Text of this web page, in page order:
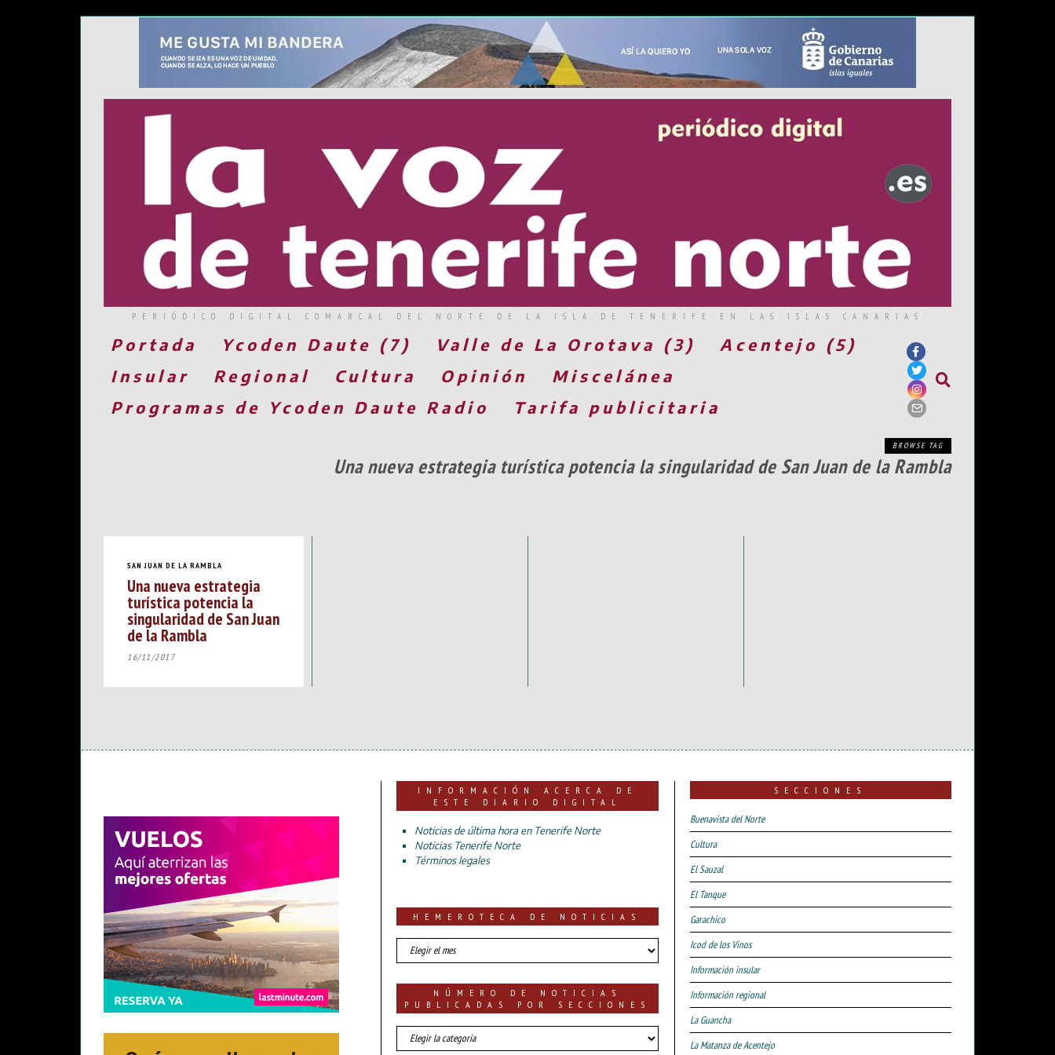
PERIÓDICO DIGITAL COMARCAL DEL NORTE DE LA ISLA DE TENERIFE EN LAS ISLAS CANARIAS
Portada Ycoden Daute (7) Valle de La Orotava (3)
Acentejo (5)
Insular
Regional Cultura Opinión
Miscelánea
Programas de Ycoden Daute Radio
Tarifa publicitaria
BROWSE TAG
Una nueva estrategia turística potencia la singularidad de San Juan de la Rambla
SAN JUAN DE LA RAMBLA
Una nueva estrategia
turística potencia la
singularidad de San Juan
de la Rambla
16/11/2017
INFORMACIÓN ACERCA DE
ESTE DIARIO DIGITAL
Noticias de última hora en Tenerife Norte
Noticias Tenerife Norte
Términos legales
HEMEROTECA DE NOTICIAS
HEMEROTECA
DE
NÚMERO DE NOTICIAS
PUBLICADAS POR SECCIONES
número
de
SECCIONES
Buenavista del Norte
Cultura
El Sauzal
El Tanque
Garachico
Icod de los Vinos
Información insular
Información regional
La Guancha
La Matanza de Acentejo